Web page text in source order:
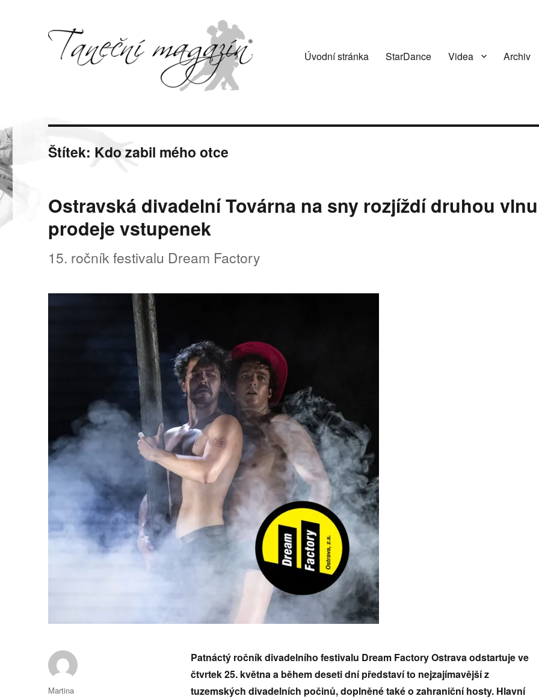
Úvodní stránka StarDance Videa Archiv
Štítek: Kdo zabil mého otce
Ostravská divadelní Továrna na sny rozjíždí druhou vlnu
prodeje vstupenek
15. ročník festivalu Dream Factory
Patnáctý ročník divadelního festivalu Dream Factory Ostrava odstartuje ve
čtvrtek 25. května a během deseti dní představí to nejzajímavější z
tuzemských divadelních počinů, doplněnétakéo zahraniční hosty. Hlavní
Autor:
Martina